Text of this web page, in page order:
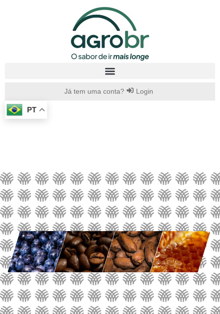
Já tem uma conta? Login
PT